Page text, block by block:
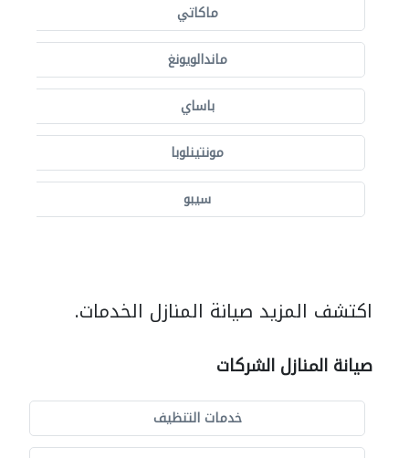
ماكاتي
ماندالويونغ
باساي
مونتينلوبا
سيبو
اكتشف المزيد صيانة المنازل الخدمات.
صيانة المنازل الشركات
خدمات التنظيف